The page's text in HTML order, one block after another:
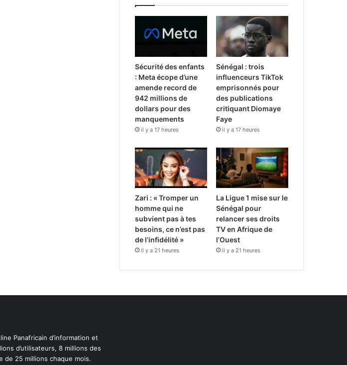
Sécurité des enfants
: Meta écope d’une
amende record de
942 millions de
dollars pour des
manquements
il y a 17 heures
Sénégal : trois
influenceurs TikTok
emprisonnés pour
des publications
critiquant Diomaye
Faye
il y a 17 heures
Zari : « Tromper un
homme qui ne
subvient pas à tes
besoins, ce n’est pas
de l’infidélité »
il y a 21 heures
La Ligue 1 mise sur le
Sénégal pour
relancer ses droits
TV en Afrique de
l’Ouest
il y a 21 heures
Panafricain d’information et
d’utilisateurs, 8 millions des
de 25 millions chaque mois.